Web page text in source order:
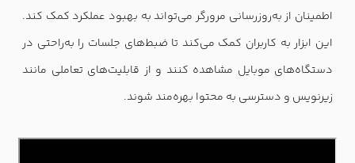
اطمینان از به‌روزرسانی مرورگر می‌تواند به بهبود عملکرد کمک کند.
این ابزار به کاربران کمک می‌کند تا ضبط‌های جلسات را به‌راحتی در
دستگاه‌های موبایل مشاهده کنند و از قابلیت‌های تعاملی مانند
زیرنویس و دسترسی به محتوا بهره‌مند شوند.